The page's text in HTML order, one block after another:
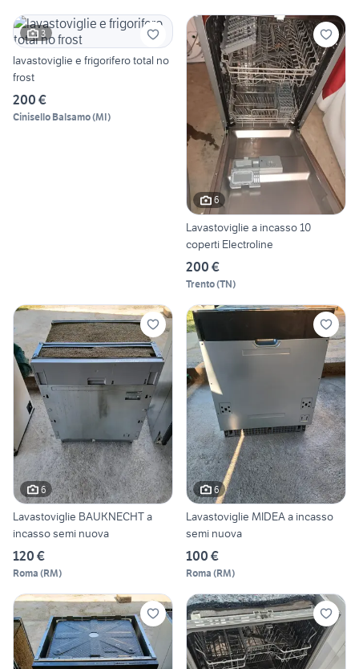
3
lavastoviglie e frigorifero total no
frost
200 €
Cinisello Balsamo(MI)
6
Lavastoviglie a incasso 10
coperti Electroline
200 €
Trento(TN)
6
Lavastoviglie BAUKNECHT a
incasso semi nuova
120 €
Roma (RM)
6
Lavastoviglie MIDEA a incasso
semi nuova
100 €
Roma (RM)